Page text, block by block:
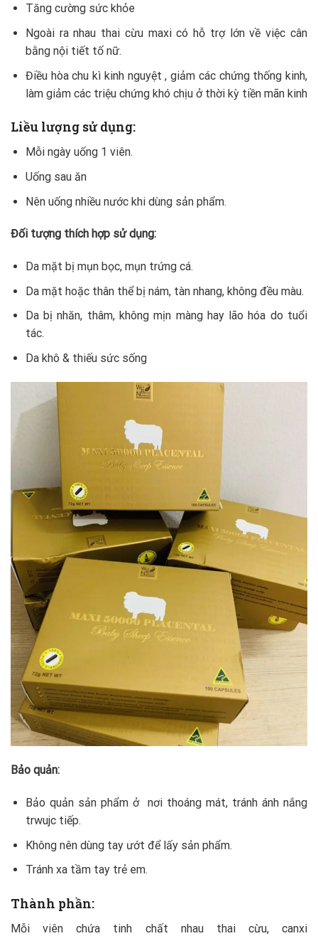
Tăng cường sức khỏe
Ngoài ra nhau thai cừu maxi có hỗ trợ lớn về việc cân
bằng nội tiết tố nữ.
Điều hòa chu kì kinh nguyệt , giảm các chứng thống kinh,
làm giảm các triệu chứng khó chịu ở thời kỳ tiền mãn kinh
Liều lượng sử dụng:
Mỗi ngày uống 1 viên.
Uống sau ăn
Nên uống nhiều nước khi dùng sản phẩm.
Đối tượng thích hợp sử dụng:
Da mặt bị mụn bọc, mụn trứng cá.
Da mặt hoặc thân thể bị nám, tàn nhang, không đều màu.
Da bị nhăn, thâm, không mịn màng hay lão hóa do tuổi
tác.
Da khô & thiếu sức sống
Bảo quản:
Bảo quản sản phẩm ở nơi thoáng mát, tránh ánh nắng
trwujc tiếp.
Không nên dùng tay ướt để lấy sản phẩm.
Tránh xa tầm tay trẻ em.
Thành phần:
Mỗi viên chứa tinh chất nhau thai cừu, canxi